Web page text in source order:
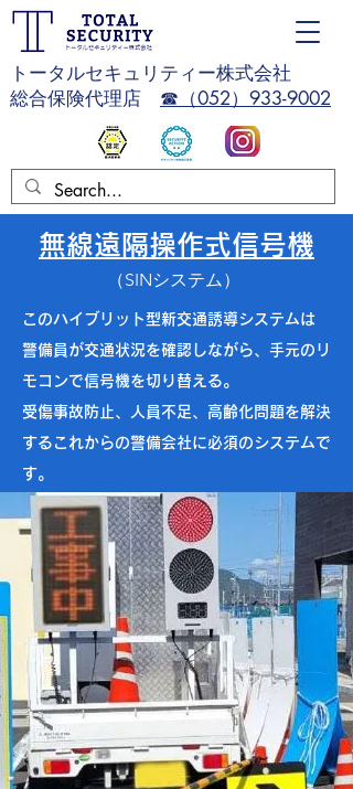
トータルセキュリティー株式会社
総合保険代理店
☎（052）933-9002
無線遠隔操作式信号機
​（SINシステム）
このハイブリット型新交通誘導システムは
警備員が交通状況を確認しながら、手元のリ
モコンで信号機を切り替える。
受傷事故防止、人員不足、高齢化問題を解決
するこれからの警備会社に必須のシステムで
す。